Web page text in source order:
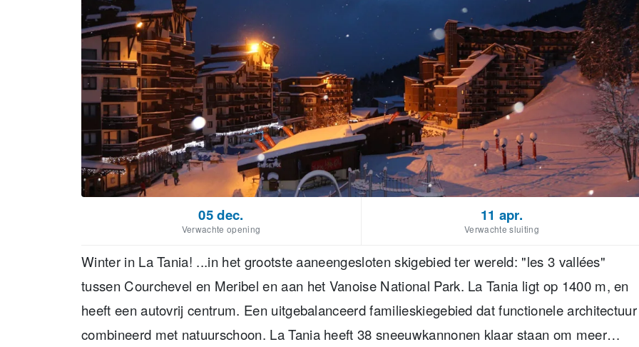
05 dec.
Verwachte opening
11 apr.
Verwachte sluiting
Winter in La Tania! ...in het grootste aaneengesloten skigebied ter wereld: "les 3 vallées"
tussen Courchevel en Meribel en aan het Vanoise National Park. La Tania ligt op 1400 m, en
heeft een autovrij centrum. Een uitgebalanceerd familieskiegebied dat functionele architectuur
combineerd met natuurschoon. La Tania heeft 38 sneeuwkannonen klaar staan om meer